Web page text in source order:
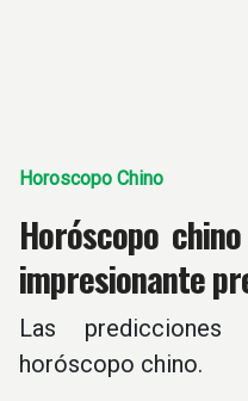
Horoscopo Chino
Horóscopo
impresionante
Las
horóscopo chino.